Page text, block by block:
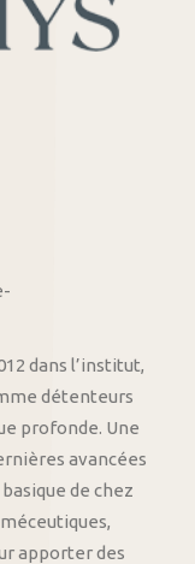
dans l’institut,
détenteurs
profonde. Une
avancées
de chez
apporter des